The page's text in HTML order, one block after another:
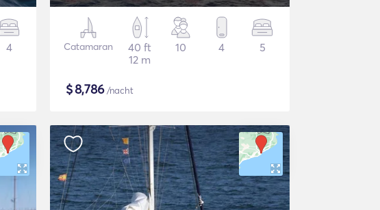
4 Catamaran
40 ft
12 m
10 4 5
$8,786/nacht